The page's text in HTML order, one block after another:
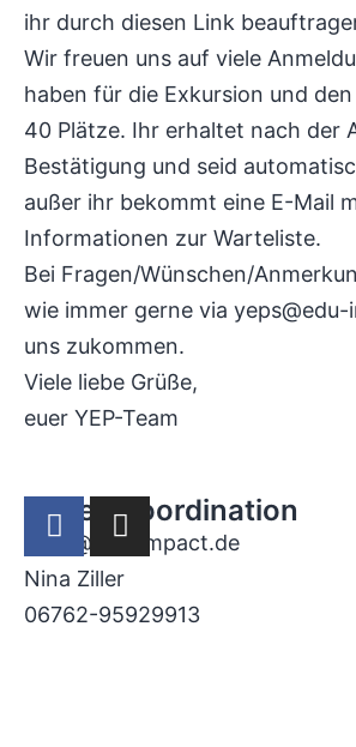
ihr durch diesen Link
Wir freuen uns auf viele
haben für die Exkursion und den
40 Plätze. Ihr erhaltet nach der
Bestätigung und seid
außer ihr bekommt eine E-Mail
Informationen zur Warteliste.
Bei Fragen/Wünschen/
wie immer gerne via
uns zukommen.
Viele liebe Grüße,
euer YEP-Team
Projektkoordination
yeps@edu-impact.de
Nina Ziller
06762-95929913